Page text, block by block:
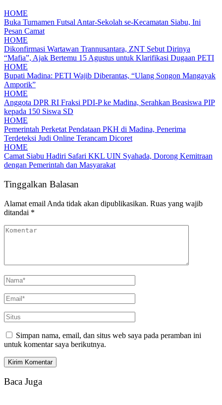
HOME
Buka Turnamen Futsal Antar-Sekolah se-Kecamatan Siabu, Ini
Pesan Camat
HOME
Dikonfirmasi Wartawan Trannusantara, ZNT Sebut Dirinya
“Mafia”, Ajak Bertemu 15 Agustus untuk Klarifikasi Dugaan PETI
HOME
Bupati Madina: PETI Wajib Diberantas, “Ulang Songon Mangayak
Amporik”
HOME
Anggota DPR RI Fraksi PDI-P ke Madina, Serahkan Beasiswa PIP
kepada 150 Siswa SD
HOME
Pemerintah Perketat Pendataan PKH di Madina, Penerima
Terdeteksi Judi Online Terancam Dicoret
HOME
Camat Siabu Hadiri Safari KKL UIN Syahada, Dorong Kemitraan
dengan Pemerintah dan Masyarakat
Tinggalkan Balasan
Alamat email Anda tidak akan dipublikasikan. Ruas yang wajib
ditandai *
Simpan nama, email, dan situs web saya pada peramban ini
untuk komentar saya berikutnya.
Baca Juga